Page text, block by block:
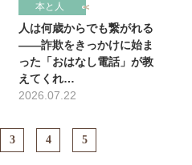
本と人
人は何歳からでも繋がれる
――詐欺をきっかけに始ま
った「おはなし電話」が教
えてくれ…
2026.07.22
3 4 5